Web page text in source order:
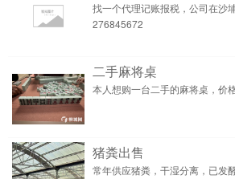
找一个代理记账报税，公司在沙
276845672
二手麻将桌
本人想购一台二手的麻将桌，价
猪粪出售
常年供应猪粪，干湿分离，已发